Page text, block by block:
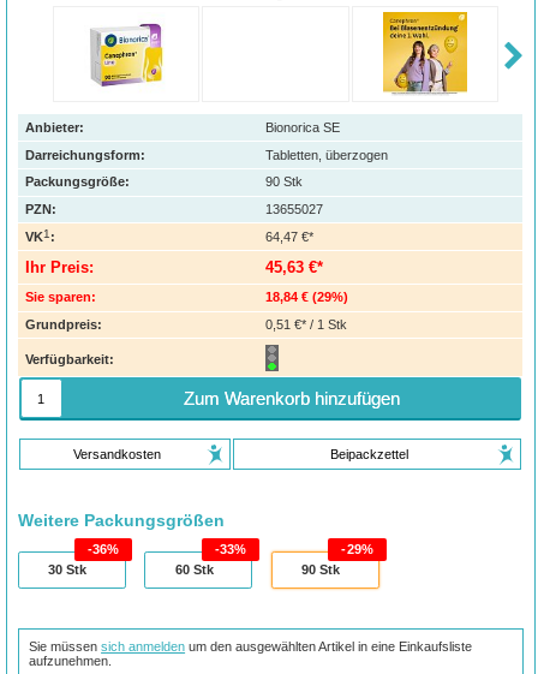
Anbieter:
Bionorica SE
Darreichungsform:
Tabletten, überzogen
Packungsgröße:
90 Stk
PZN:
13655027
VK1: 64,47 €*
Ihr Preis: 45,63 €*
Sie sparen: 18,84 € (29%)
Grundpreis:
0,51 €* / 1 Stk
Verfügbarkeit:
Zum Warenkorb hinzufügen
Versandkosten Beipackzettel
Weitere Packungsgrößen
30 Stk
36%
60Stk
33%
90 Stk
29%
Sie müssensich anmelden um den ausgewählten Artikel in eine Einkaufsliste
aufzunehmen.